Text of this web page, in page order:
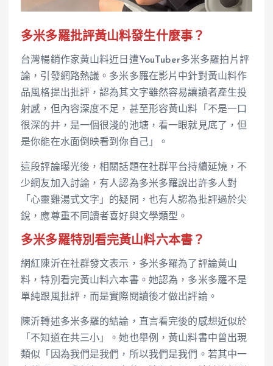
多米多羅批評黃山料發生什麼事？
台灣暢銷作家黃山料近日遭YouTuber多米多羅拍片評
論，引發網路熱議。多米多羅在影片中針對黃山料作
品風格提出批評，認為其文字雖然容易讓讀者產生投
射感，但內容深度不足，甚至形容黃山料「不是一口
很深的井，是一個很淺的池塘，看一眼就見底了，但
是你能在水面倒映看到你自己」。
這段評論曝光後，相關話題在社群平台持續延燒，不
少網友加入討論，有人認為多米多羅說出許多人對
「心靈雞湯式文字」的疑問，也有人認為批評過於尖
銳，應尊重不同讀者喜好與文學類型。
多米多羅特別看完黃山料六本書？
網紅陳沂在社群發文表示，多米多羅為了評論黃山
料，特別看完黃山料六本書。她認為，多米多羅不是
單純跟風批評，而是實際閱讀後才做出評論。
陳沂轉述多米多羅的結論，直言看完後的感想近似於
「不知道在共三小」。她也舉例，黃山料書中曾出現
類似「因為我們是我們，所以我們是我們。若其中一